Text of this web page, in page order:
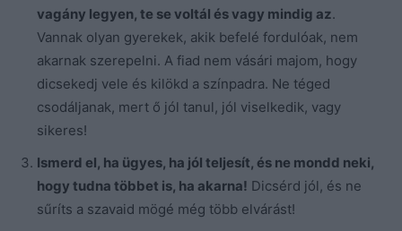
vagány legyen, te se voltál és vagy mindig az.
Vannak olyan gyerekek, akik befelé fordulóak, nem
akarnak szerepelni. A fiad nem vásári majom, hogy
dicsekedj vele és kilökd a színpadra. Ne téged
csodáljanak, mert ő jól tanul, jól viselkedik, vagy
sikeres!
Ismerd el, ha ügyes, ha jól teljesít, és ne mondd neki,
hogy tudna többet is, ha akarna! Dicsérd jól, és ne
sűríts a szavaid mögé még több elvárást!